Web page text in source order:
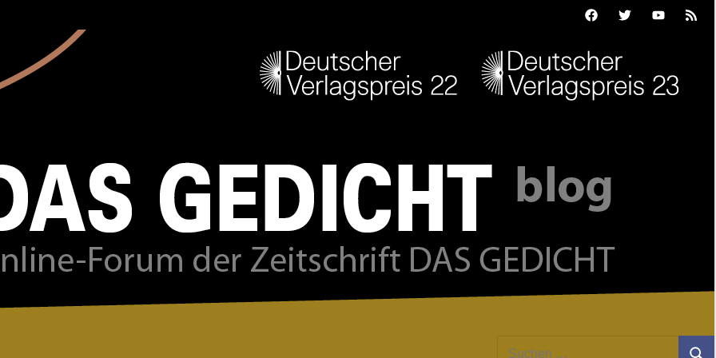
FacebookTwitterYoutubeFeed
Suchen